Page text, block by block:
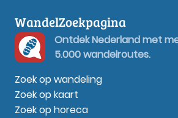
WandelZoekpagina
Ontdek Nederland met
5.000 wandelroutes.
Zoek op wandeling
Zoek op kaart
Zoek op horeca